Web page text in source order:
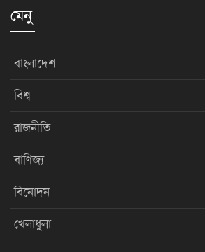
মেনু
বাংলাদেশ
বিশ্ব
রাজনীতি
বাণিজ্য
বিনোদন
খেলাধুলা